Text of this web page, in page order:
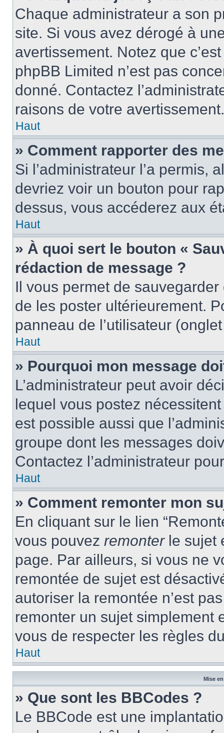
Chaque administrateur a son
site. Si vous avez dérogé à
avertissement. Notez que
phpBB Limited n’est pas
donné. Contactez
raisons de votre avertissement.
Haut
» Comment rapporter des
Si l’administrateur l’a permis,
devriez voir un bouton pour
dessus, vous accéderez aux
Haut
» À quoi sert le bouton «
rédaction de message ?
Il vous permet de
de les poster ultérieurement.
panneau de l’utilisateur
Haut
» Pourquoi mon message
L’administrateur peut avoir
lequel vous postez
est possible aussi que
groupe dont les messages
Contactez l’administrateur
Haut
» Comment remonter mon
En cliquant sur le lien
vous pouvez remonterle sujet
page. Par ailleurs, si vous ne
remontée de sujet est
autoriser la remontée n’est
remonter un sujet simplement
vous de respecter les règles
Haut
Mise
» Que sont les BBCodes ?
Le BBCode est une